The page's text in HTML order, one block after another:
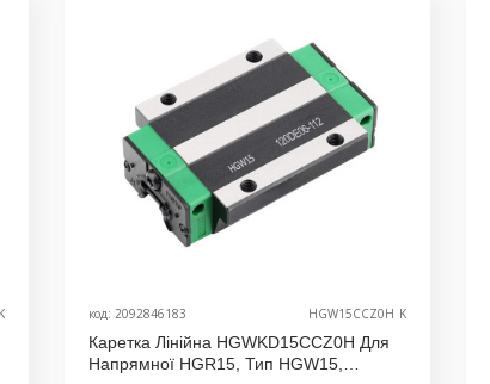
код: 2092846183 HGW15CCZ0H_K
Каретка Лінійна HGWKD15CCZ0H Для
Напрямної HGR15, Тип HGW15,